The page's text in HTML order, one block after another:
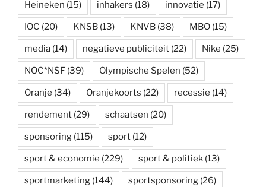
Heineken (15) inhakers (18) innovatie (17)
IOC (20) KNSB (13) KNVB (38) MBO (15)
media (14) negatieve publiciteit (22) Nike (25)
NOC*NSF (39) Olympische Spelen (52)
Oranje (34) Oranjekoorts (22) recessie (14)
rendement (29) schaatsen (20)
sponsoring (115) sport (12)
sport & economie (229) sport & politiek (13)
sportmarketing (144) sportsponsoring (26)